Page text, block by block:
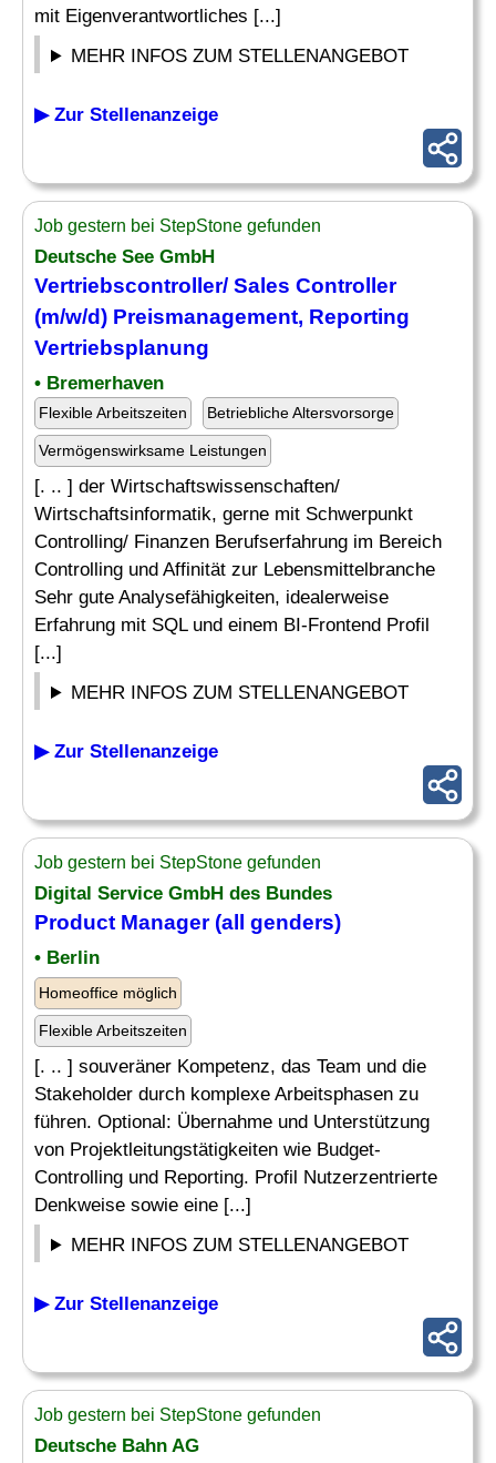
mit Eigenverantwortliches [...]
MEHR INFOS ZUM STELLENANGEBOT
▶ Zur Stellenanzeige
Job gestern bei StepStone gefunden
Deutsche See GmbH
Vertriebscontroller/ Sales Controller
(m/w/d) Preismanagement, Reporting
Vertriebsplanung
• Bremerhaven
Flexible Arbeitszeiten Betriebliche Altersvorsorge
Vermögenswirksame Leistungen
[. .. ] der Wirtschaftswissenschaften/
Wirtschaftsinformatik, gerne mit Schwerpunkt
Controlling/ Finanzen Berufserfahrung im Bereich
Controlling und Affinität zur Lebensmittelbranche
Sehr gute Analysefähigkeiten, idealerweise
Erfahrung mit SQL und einem BI-Frontend Profil
[...]
MEHR INFOS ZUM STELLENANGEBOT
▶ Zur Stellenanzeige
Job gestern bei StepStone gefunden
Digital Service GmbH des Bundes
Product Manager (all genders)
• Berlin
Homeoffice möglich
Flexible Arbeitszeiten
[. .. ] souveräner Kompetenz, das Team und die
Stakeholder durch komplexe Arbeitsphasen zu
führen. Optional: Übernahme und Unterstützung
von Projektleitungstätigkeiten wie Budget-
Controlling und Reporting. Profil Nutzerzentrierte
Denkweise sowie eine [...]
MEHR INFOS ZUM STELLENANGEBOT
▶ Zur Stellenanzeige
Job gestern bei StepStone gefunden
Deutsche Bahn AG